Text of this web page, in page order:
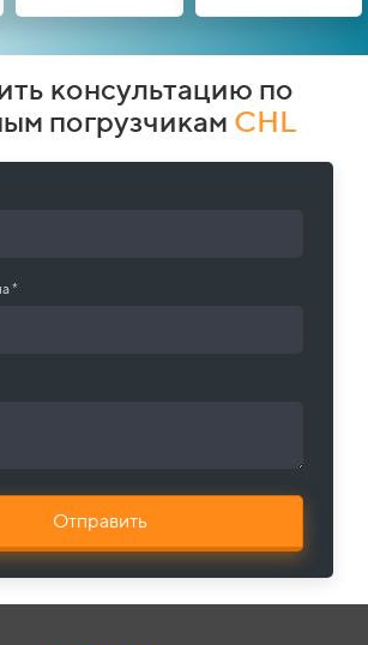
консультацию по
погрузчикам CHL
*
Отправить